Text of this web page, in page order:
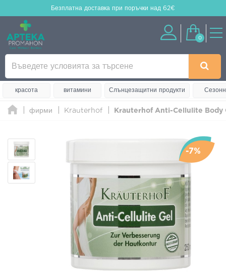
Безплатна доставка при поръчки над 62€
0
красота витамини Слънцезащитни продукти
фирми Krauterhof Krauterhof Anti-Cellulite Body
-7%